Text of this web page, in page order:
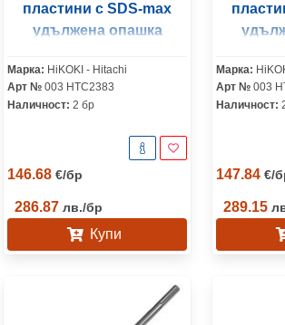
пластини с SDS-max
удължена опашка
Марка: HiKOKI - Hitachi
Арт № 003 HTC2383
Наличност: 2 бр
146.68 €/бр
286.87 лв./бр
Купи
Марка:
Арт № 003
Наличност:
147.84 €/
289.15